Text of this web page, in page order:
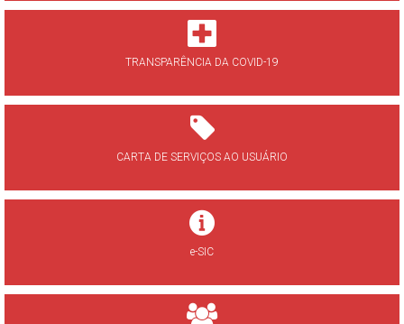
TRANSPARÊNCIA DA COVID-19
CARTA DE SERVIÇOS AO USUÁRIO
e-SIC